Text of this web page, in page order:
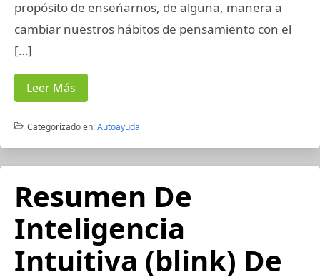
propósito de enseńarnos, de alguna, manera a
cambiar nuestros hábitos de pensamiento con el
[…]
Leer Más
Categorizado en:Autoayuda
Resumen De
Inteligencia
Intuitiva (blink) De